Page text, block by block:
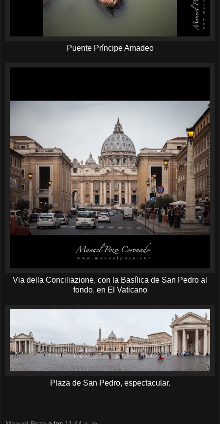
Puente Príncipe Amadeo
Via della Conciliazione, con la Basílica de San Pedro al
fondo, en El Vaticano
Plaza de San Pedro, espectacular.